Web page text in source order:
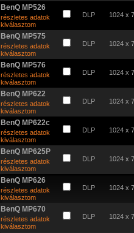
BenQ MP526
részletes adatok
kiválasztom
DLP 1024 x
BenQ MP575
részletes adatok
kiválasztom
DLP 1024 x
BenQ MP576
részletes adatok
kiválasztom
DLP 1024 x
BenQ MP622
részletes adatok
kiválasztom
DLP 1024 x
BenQ MP622c
részletes adatok
kiválasztom
DLP 1024 x
BenQ MP625P
részletes adatok
kiválasztom
DLP 1024 x
BenQ MP626
részletes adatok
kiválasztom
DLP 1024 x
BenQ MP670
részletes adatok
kiválasztom
DLP 1024 x